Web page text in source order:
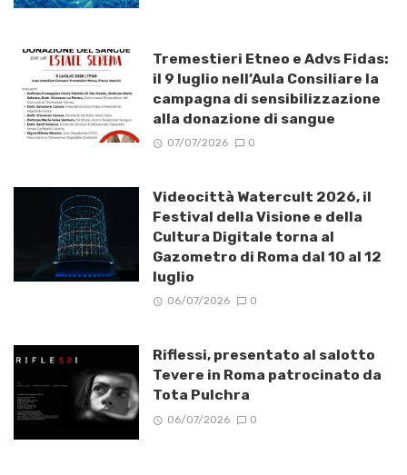
Tremestieri Etneo e Advs Fidas:
il 9 luglio nell’Aula Consiliare la
campagna di sensibilizzazione
alla donazione di sangue
07/07/2026 0
Videocittà Watercult 2026, il
Festival della Visione e della
Cultura Digitale torna al
Gazometro di Roma dal 10 al 12
luglio
06/07/2026 0
Riflessi, presentato al salotto
Tevere in Roma patrocinato da
Tota Pulchra
06/07/2026 0